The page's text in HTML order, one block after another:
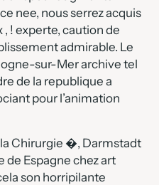
nee, nous serrez acquis
! experte, caution de
admirable. Le
sur-Mer archive tel
de la republique a
pour l’animation
Chirurgie �, Darmstadt
Espagne chez art
son horripilante